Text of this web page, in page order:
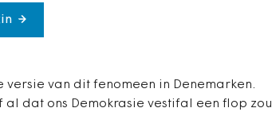
van dit fenomeen in Denemarken.
dat ons Demokrasie vestifal een flop zou